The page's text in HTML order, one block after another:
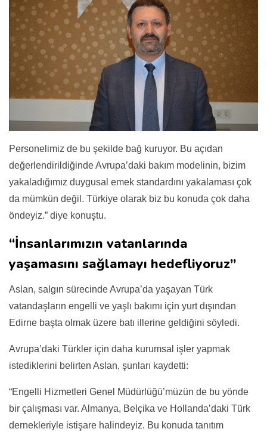
Personelimiz de bu şekilde bağ kuruyor. Bu açıdan
değerlendirildiğinde Avrupa’daki bakım modelinin, bizim
yakaladığımız duygusal emek standardını yakalaması çok
da mümkün değil. Türkiye olarak biz bu konuda çok daha
öndeyiz.” diye konuştu.
“İnsanlarımızın vatanlarında
yaşamasını sağlamayı hedefliyoruz”
Aslan, salgın sürecinde Avrupa’da yaşayan Türk
vatandaşların engelli ve yaşlı bakımı için yurt dışından
Edirne başta olmak üzere batı illerine geldiğini söyledi.
Avrupa’daki Türkler için daha kurumsal işler yapmak
istediklerini belirten Aslan, şunları kaydetti:
“Engelli Hizmetleri Genel Müdürlüğü’müzün de bu yönde
bir çalışması var. Almanya, Belçika ve Hollanda’daki Türk
dernekleriyle istişare halindeyiz. Bu konuda tanıtım